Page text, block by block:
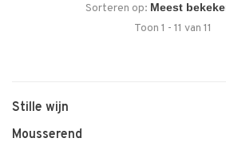
Sorteren op:
Toon 1 - 11 van 11
Stille wijn
Mousserend